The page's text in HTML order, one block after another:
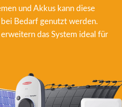
und Akkus kann diese
Bedarf genutzt werden.
das System ideal für